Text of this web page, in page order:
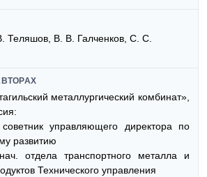
Теляшов, В. В. Галченков, С. С.
металлургический комбинат»,
управляющего директора по
развитию
отдела транспортного металла и
Технического управления